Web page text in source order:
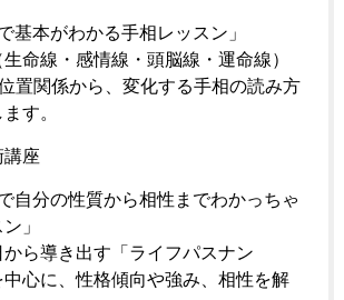
基本がわかる手相レッスン」
命線・感情線・頭脳線・運命線）
位置関係から、変化する手相の読み方
す。
座
自分の性質から相性までわかっちゃ
」
ら導き出す「ライフパスナン
心に、性格傾向や強み、相性を解